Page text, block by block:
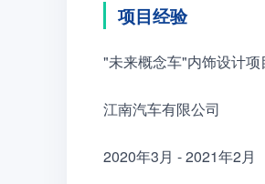
项目经验
"未来概念车"内饰设
江南汽车有限公司
2020年3月 - 2021年2